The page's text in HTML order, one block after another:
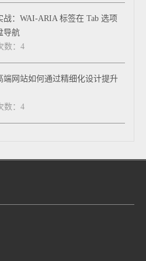
：WAI-ARIA 标签在 Tab 选项
导航
数：4
端网站如何通过精细化设计提升
数：4